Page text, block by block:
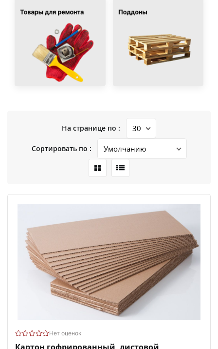
На странице по :
Сортировать по :
Нет оценок